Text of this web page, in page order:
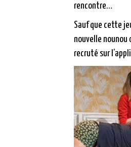
rencontre…
Sauf que cette
nouvelle nounou
recruté sur